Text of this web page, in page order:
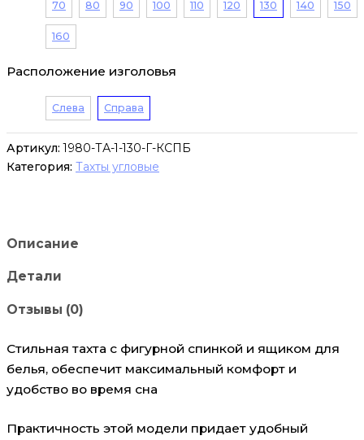
70 80 90 100 110 120 130 140 150
160
Расположение изголовья
Слева Справа
Артикул:1980-ТА-1-130-Г-КСПБ
Категория: Тахты угловые
Описание
Детали
Отзывы (0)
Стильная тахта с фигурной спинкой и ящиком для
белья, обеспечит максимальный комфорт и
удобство во время сна
Практичность этой модели придает удобный